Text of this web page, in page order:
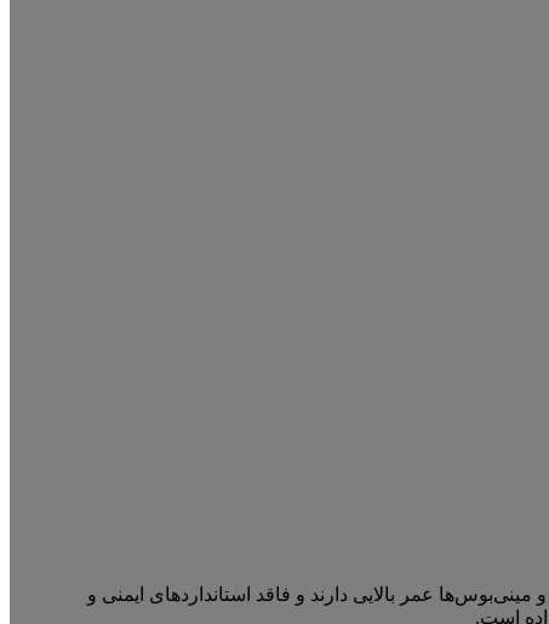
عمر بالایی دارند و فاقد استانداردهای ایمنی و
است.